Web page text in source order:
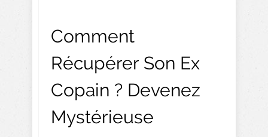
Comment
Récupérer Son Ex
Copain ? Devenez
Mystérieuse